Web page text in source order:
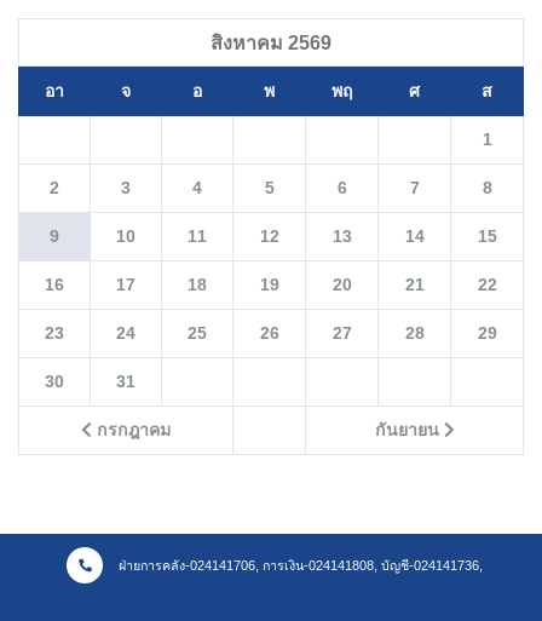
สิงหาคม 2569
อา จ อ พ พฤ ศ ส
กรกฎาคม กันยายน
1
2 3 4 5 6 7 8
9 10 11 12 13 14 15
16 17 18 19 20 21 22
23 24 25 26 27 28 29
30 31
ฝ่ายการคลัง-024141706, การเงิน-024141808, บัญชี-024141736,